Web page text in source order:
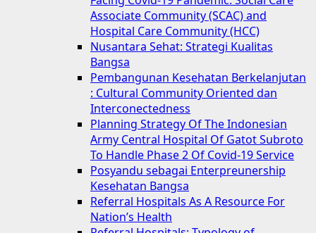
Associate Community (SCAC) and
Hospital Care Community (HCC)
Nusantara Sehat: Strategi Kualitas
Bangsa
Pembangunan Kesehatan Berkelanjutan
: Cultural Community Oriented dan
Interconectedness
Planning Strategy Of The Indonesian
Army Central Hospital Of Gatot Subroto
To Handle Phase 2 Of Covid-19 Service
Posyandu sebagai Enterpreunership
Kesehatan Bangsa
Referral Hospitals As A Resource For
Nation’s Health